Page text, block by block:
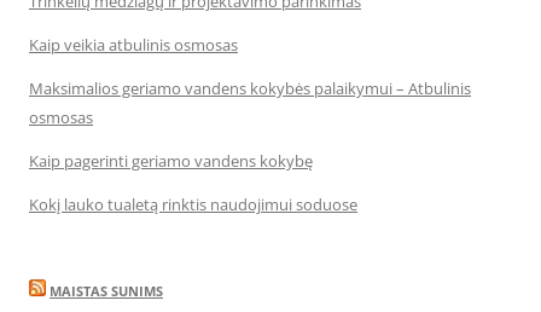
Kaip veikia atbulinis osmosas
Maksimalios geriamo vandens kokybės palaikymui – Atbulinis
osmosas
Kaip pagerinti geriamo vandens kokybę
Kokį lauko tualetą rinktis naudojimui soduose
MAISTAS SUNIMS